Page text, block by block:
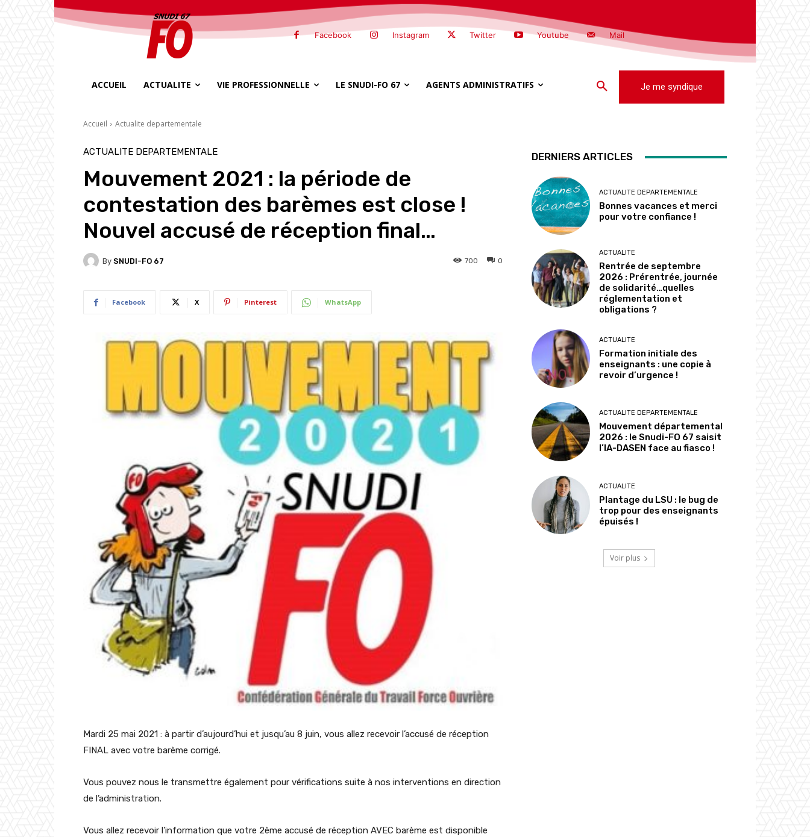
Facebook Instagram Twitter Youtube Mail
ACCUEIL ACTUALITE VIE PROFESSIONNELLE LE SNUDI-FO 67 AGENTS ADMINISTRATIFS Je me syndique
Accueil Actualite departementale
ACTUALITE DEPARTEMENTALE
Mouvement 2021 : la période de
contestation des barèmes est close !
Nouvel accusé de réception final…
By SNUDI-FO 67 0
700
Facebook X Pinterest WhatsApp
Mardi 25 mai 2021 : à partir d’aujourd’hui et jusqu’au 8 juin, vous allez recevoir l’accusé de réception
FINAL avec votre barème corrigé.
Vous pouvez nous le transmettre également pour vérifications suite à nos interventions en direction
de l’administration.
Vous allez recevoir l’information que votre 2ème accusé de réception AVEC barème est disponible
DERNIERS ARTICLES
ACTUALITE DEPARTEMENTALE
Bonnes vacances et merci
pour votre confiance !
ACTUALITE
Rentrée de septembre
2026 : Prérentrée, journée
de solidarité…quelles
réglementation et
obligations ?
ACTUALITE
Formation initiale des
enseignants : une copie à
revoir d’urgence !
ACTUALITE DEPARTEMENTALE
Mouvement départemental
2026 : le Snudi-FO 67 saisit
l’IA-DASEN face au fiasco !
ACTUALITE
Plantage du LSU : le bug de
trop pour des enseignants
épuisés !
Voir plus